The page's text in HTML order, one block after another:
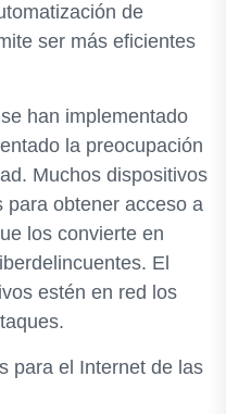
de
ser más eficientes
han implementado
la preocupación
Muchos dispositivos
para obtener acceso a
los convierte en
El
estén en red los
para el Internet de las